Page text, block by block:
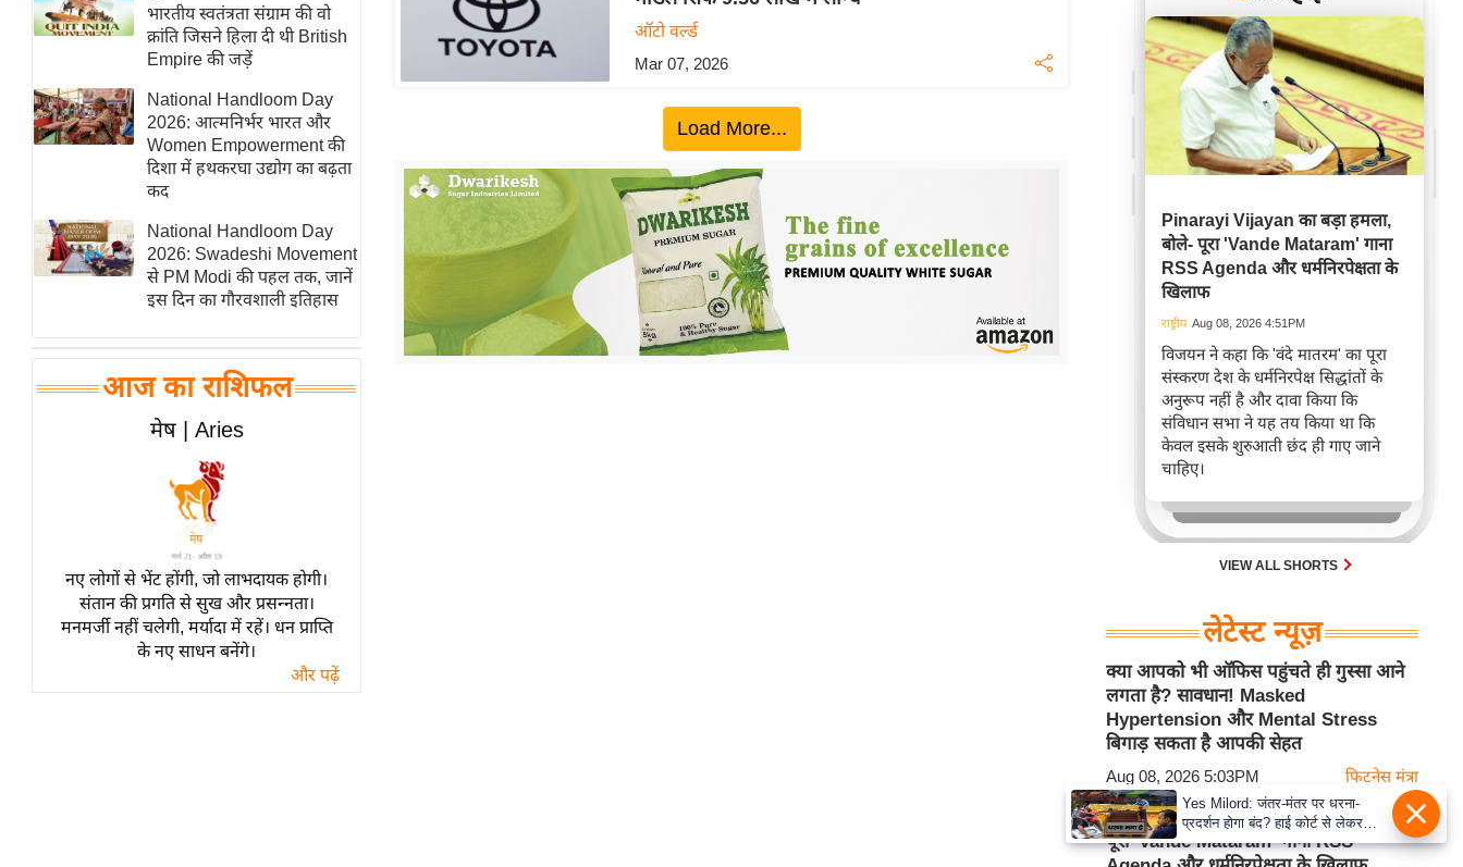
Videos
2026
ई-पेपर
मिसाल बेमिसाल
शख्सियत
यंग इंडिया
साहित्य जगत
ऑटो वर्ल्ड
न्यूज ब्रीफ
बॉलीवुड
हॉलीवुड
फिल्म समीक्षा
लाइफस्टाइल
टेक्नॉलॉजी
ब्यूटी/फैशन
घरेलू नुस्खे
पर्यटन स्थल
फिटनेस मंत्रा
भारतीय स्वतंत्रता संग्राम की वो
क्रांति जिसने हिला दी थी British
Empire की जड़ें
National Handloom Day
2026: आत्मनिर्भर भारत और
Women Empowerment की
दिशा में हथकरघा उद्योग का बढ़ता
कद
National Handloom Day
2026: Swadeshi Movement
से PM Modi की पहल तक, जानें
इस दिन का गौरवशाली इतिहास
आज का राशिफल
मेष | Aries
नए लोगों से भेंट होंगी, जो लाभदायक होगी।
संतान की प्रगति से सुख और प्रसन्नता।
मनमर्जी नहीं चलेगी, मर्यादा में रहें। धन प्राप्ति
के नए साधन बनेंगे।
और पढ़ें
ऑटो वर्ल्ड
Mar 07, 2026
Load More...
Pinarayi Vijayan का बड़ा हमला,
बोले- पूरा 'Vande Mataram' गाना
RSS Agenda और धर्मनिरपेक्षता के
खिलाफ
राष्ट्रीय Aug 08, 2026 4:51PM
विजयन ने कहा कि 'वंदे मातरम' का पूरा
संस्करण देश के धर्मनिरपेक्ष सिद्धांतों के
अनुरूप नहीं है और दावा किया कि
संविधान सभा ने यह तय किया था कि
केवल इसके शुरुआती छंद ही गाए जाने
चाहिए।
VIEW ALL SHORTS
लेटेस्ट न्यूज़
क्या आपको भी ऑफिस पहुंचते ही गुस्सा आने
लगता है? सावधान! Masked
Hypertension और Mental Stress
बिगाड़ सकता है आपकी सेहत
Aug 08, 2026 5:03PM फिटनेस मंत्रा
Pinarayi Vijayan का बड़ा हमला, बोले-
पूरा 'Vande Mataram' गाना RSS
Yes Milord: जंतर-मंतर पर धरना-
प्रदर्शन होगा बंद? हाई कोर्ट से लेकर
सुप्रीम कोर्ट तक में क्या नई बहस छिड़ गई